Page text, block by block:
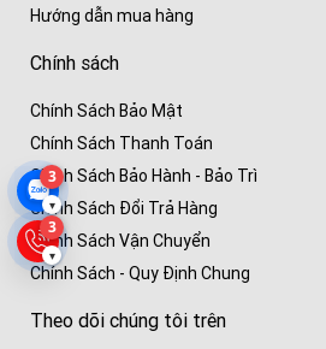
3
▾
3
▾
Hướng dẫn mua hàng
Chính sách
Chính Sách Bảo Mật
Chính Sách Thanh Toán
Chính Sách Bảo Hành - Bảo Trì
Chính Sách Đổi Trả Hàng
Chính Sách Vận Chuyển
Chính Sách - Quy Định Chung
Theo dõi chúng tôi trên